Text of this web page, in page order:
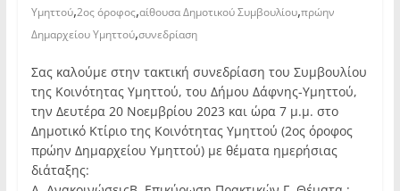
Υμηττού,2ος όροφος,αίθουσα Δημοτικού Συμβουλίου,πρώην
Δημαρχείου Υμηττού,συνεδρίαση
Σας καλούμε στην τακτική συνεδρίαση του Συμβουλίου
της Κοινότητας Υμηττού, του Δήμου Δάφνης-Υμηττού,
την Δευτέρα 20 Νοεμβρίου 2023 και ώρα 7 μ.μ. στο
Δημοτικό Κτίριο της Κοινότητας Υμηττού (2ος όροφος
πρώην Δημαρχείου Υμηττού) με θέματα ημερήσιας
διάταξης: